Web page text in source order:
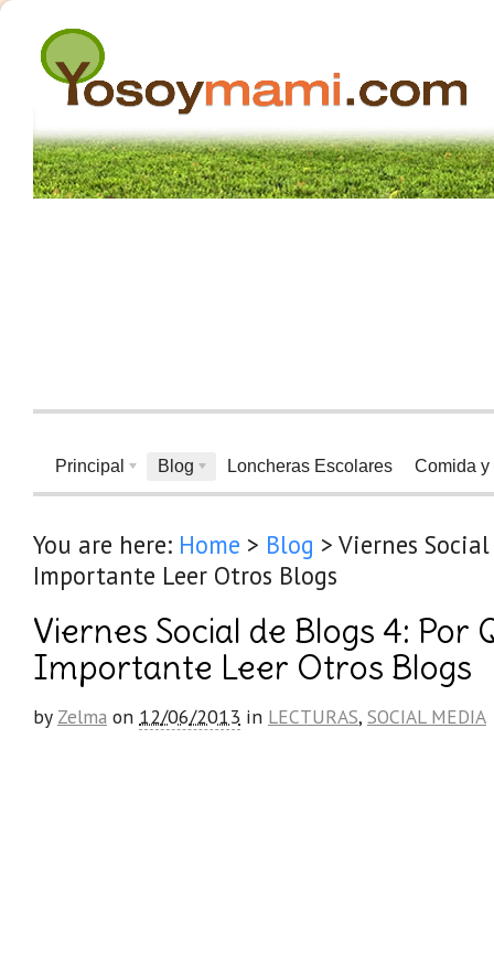
Principal Blog Loncheras Escolares Comida y
You are here: Home > Blog > Viernes
Importante Leer Otros Blogs
Viernes Social de Blogs 4: Por
Importante Leer Otros Blogs
by Zelma on 12/06/2013 in LECTURAS, SOCIAL MEDIA